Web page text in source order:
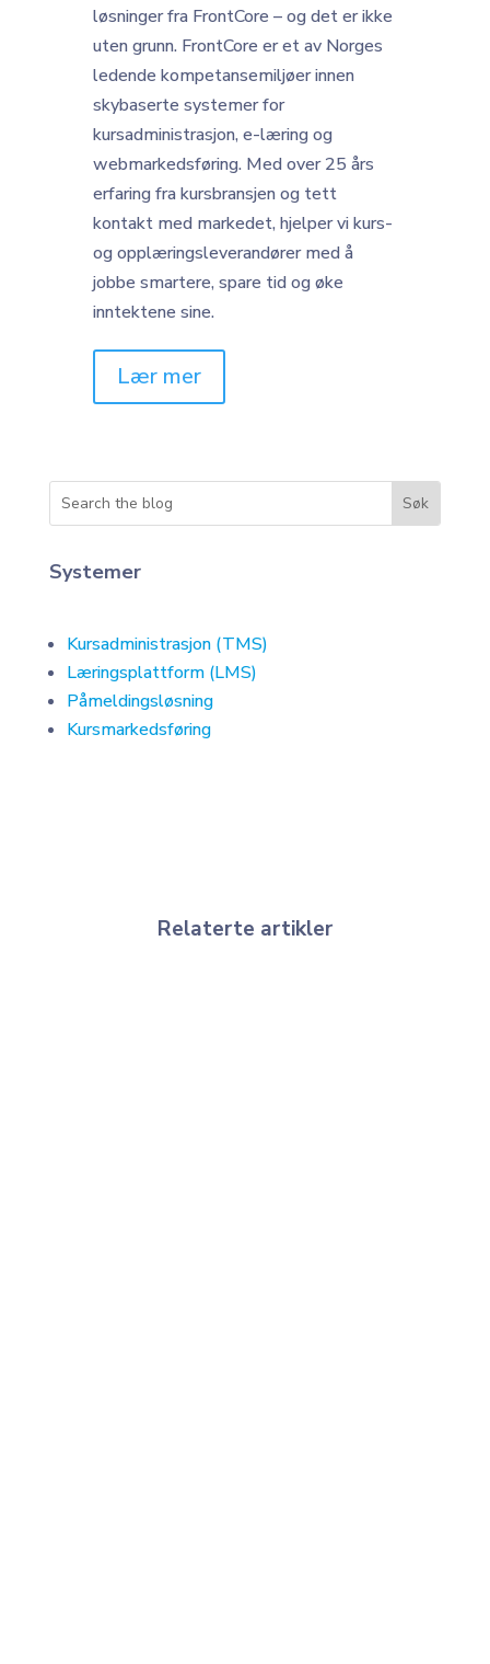
løsninger fra FrontCore – og det er ikke
uten grunn. FrontCore er et av Norges
ledende kompetansemiljøer innen
skybaserte systemer for
kursadministrasjon, e-læring og
webmarkedsføring. Med over 25 års
erfaring fra kursbransjen og tett
kontakt med markedet, hjelper vi kurs-
og opplæringsleverandører med å
jobbe smartere, spare tid og øke
inntektene sine.
Lær mer
Systemer
Kursadministrasjon (TMS)
Læringsplattform (LMS)
Påmeldingsløsning
Kursmarkedsføring
Relaterte artikler